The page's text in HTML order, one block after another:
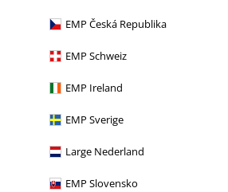
EMP Česká Republika
EMP Schweiz
EMP Ireland
EMP Sverige
Large Nederland
EMP Slovensko
här recensionen?